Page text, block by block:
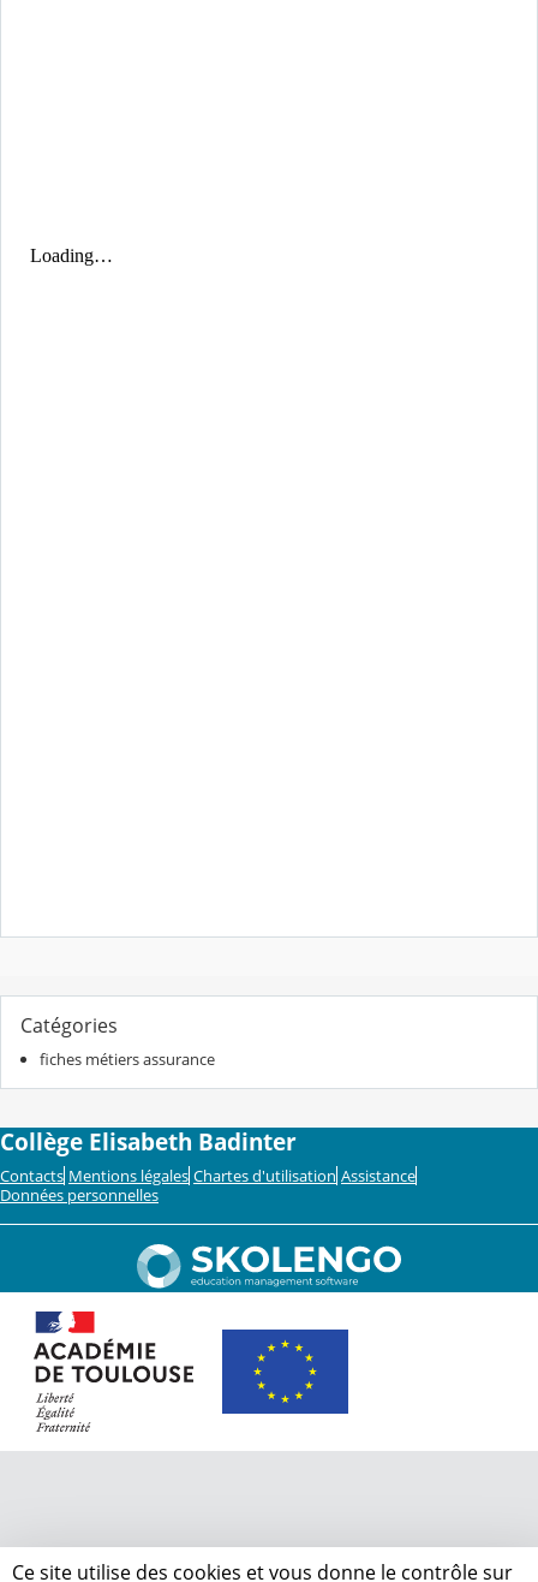
Catégories
fiches métiers assurance
Collège Elisabeth Badinter
Contacts Mentions légales Chartes d'utilisation Assistance
Données personnelles
Ce site utilise des cookies et vous donne le contrôle sur